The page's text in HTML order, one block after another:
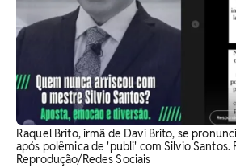
Raquel Brito, irmã de Davi Brito, se
após polêmica de 'publi' com Silvio Santos.
Reprodução/Redes Sociais